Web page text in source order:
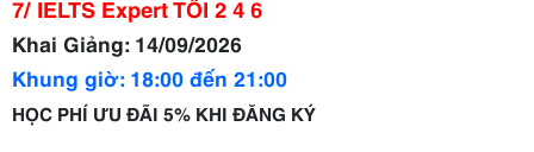
7/ IELTS Expert TỐI 2 4 6
Khai Giảng: 14/09/2026
Khung giờ: 18:00 đến 21:00
HỌC PHÍ ƯU ĐÃI 5% KHI ĐĂNG KÝ